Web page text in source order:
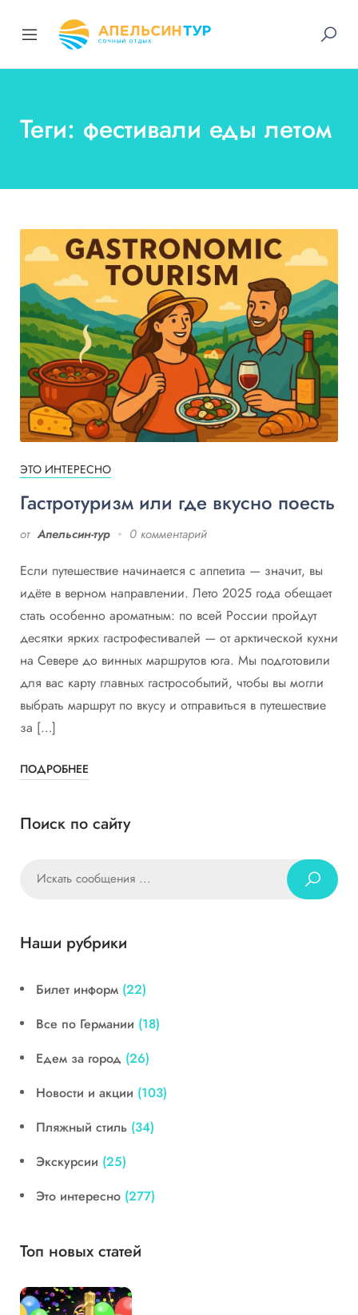
Теги: фестивали еды летом
ЭТО ИНТЕРЕСНО
Гастротуризм или где вкусно поесть
от Апельсин-тур 0 комментарий
Если путешествие начинается с аппетита — значит, вы
идёте в верном направлении. Лето 2025 года обещает
стать особенно ароматным: по всей России пройдут
десятки ярких гастрофестивалей — от арктической кухни
на Севере до винных маршрутов юга. Мы подготовили
для вас карту главных гастрособытий, чтобы вы могли
выбрать маршрут по вкусу и отправиться в путешествие
за […]
ПОДРОБНЕЕ
Поиск по сайту
Наши рубрики
Билет информ (22)
Все по Германии (18)
Едем за город (26)
Новости и акции (103)
Пляжный стиль (34)
Экскурсии (25)
Это интересно (277)
Топ новых статей